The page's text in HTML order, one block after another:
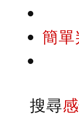
簡
搜尋